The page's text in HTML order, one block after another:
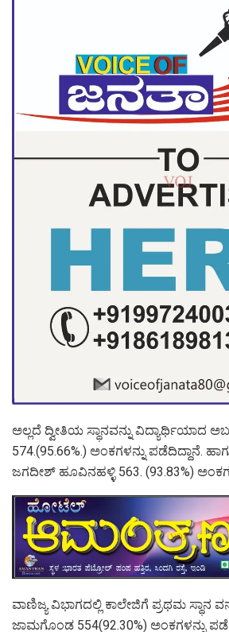
ಅಲ್ಲದೆ ದ್ವೀತಿಯ ಸ್ಥಾನವನ್ನು ವಿದ್ಯಾರ್ಥಿಯಾದ
574.(95.66%.) ಅಂಕಗಳನ್ನು ಪಡೆದಿದ್ದಾನೆ.
ಜಗದೀಶ್ ಹೂವಿನಹಳ್ಳಿ 563. (93.83%)
ವಾಣಿಜ್ಯ ವಿಭಾಗದಲ್ಲಿ ಕಾಲೇಜಿಗೆ ಪ್ರಥಮ ಸ್ಥಾನ
ಜಾಮಗೊಂಡ 554(92.30%) ಅಂಕಗಳನ್ನು